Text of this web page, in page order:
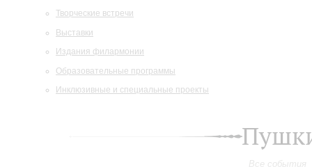
Творческие встречи
Выставки
Издания филармонии
Образовательные программы
Инклюзивные и специальные проекты
Все события